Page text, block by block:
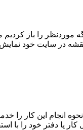
را باز
در سایت خود نمایش
انجام این کار را
یا دفتر خود را با